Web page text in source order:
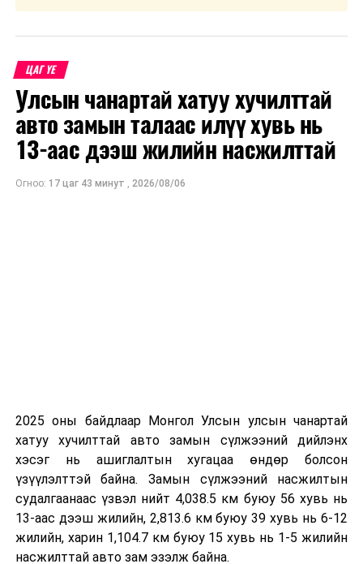
ЦАГ ҮЕ
Улсын чанартай хатуу хучилттай
авто замын талаас илүү хувь нь
13-аас дээш жилийн насжилттай
Огноо: 17 цаг 43 минут , 2026/08/06
2025 оны байдлаар Монгол Улсын улсын чанартай
хатуу хучилттай авто замын сүлжээний дийлэнх
хэсэг нь ашиглалтын хугацаа өндөр болсон
үзүүлэлттэй байна. Замын сүлжээний насжилтын
судалгаанаас үзвэл нийт 4,038.5 км буюу 56 хувь нь
13-аас дээш жилийн, 2,813.6 км буюу 39 хувь нь 6-12
жилийн, харин 1,104.7 км буюу 15 хувь нь 1-5 жилийн
насжилттай авто зам эзэлж байна.